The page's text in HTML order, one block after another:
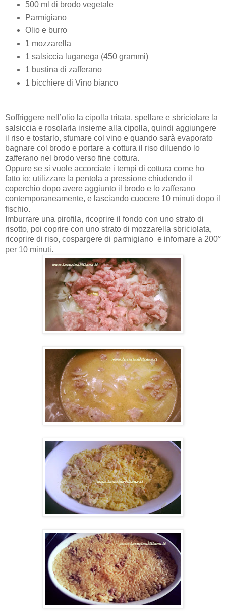
500 ml di brodo vegetale
Parmigiano
Olio e burro
1 mozzarella
1 salsiccia luganega (450 grammi)
1 bustina di zafferano
1 bicchiere di Vino bianco
Soffriggere nell’olio la cipolla tritata, spellare e sbriciolare la
salsiccia e rosolarla insieme alla cipolla, quindi aggiungere
il riso e tostarlo, sfumare col vino e quando sarà evaporato
bagnare col brodo e portare a cottura il riso diluendo lo
zafferano nel brodo verso fine cottura.
Oppure se si vuole accorciate i tempi di cottura come ho
fatto io: utilizzare la pentola a pressione chiudendo il
coperchio dopo avere aggiunto il brodo e lo zafferano
contemporaneamente, e lasciando cuocere 10 minuti dopo il
fischio.
Imburrare una pirofila, ricoprire il fondo con uno strato di
risotto, poi coprire con uno strato di mozzarella sbriciolata,
ricoprire di riso, cospargere di parmigiano e infornare a 200°
per 10 minuti.